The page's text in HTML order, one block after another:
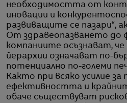
необходимостта от
иновации и
развиващите се пазари“,
От здравеопазването до
компаниите осъзнават,
йерархии означават по-
потенциално по-големи
Както при всяко усилие за
ефективността и
обаче съществуват